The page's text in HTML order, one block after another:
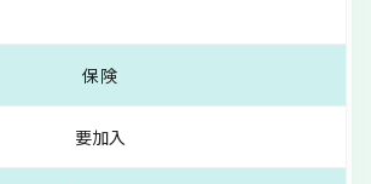
保険
要加入